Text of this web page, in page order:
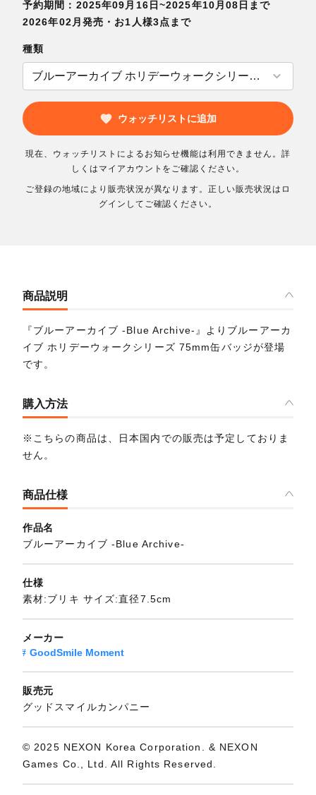
予約期間：2025年09月16日~2025年10月08日まで
2026年02月発売・お1人様3点まで
種類
ウォッチリストに追加
現在、ウォッチリストによるお知らせ機能は利用できません。詳
しくはマイアカウントをご確認ください。
ご登録の地域により販売状況が異なります。正しい販売状況はロ
グインしてご確認ください。
商品説明
『ブルーアーカイブ -Blue Archive-』よりブルーアーカ
イブ ホリデーウォークシリーズ 75mm缶バッジが登場
です。
購入方法
※こちらの商品は、日本国内での販売は予定しておりま
せん。
商品仕様
作品名
ブルーアーカイブ -Blue Archive-
仕様
素材:ブリキ サイズ:直径7.5cm
メーカー
GoodSmile Moment
販売元
グッドスマイルカンパニー
© 2025 NEXON Korea Corporation. & NEXON
Games Co., Ltd. All Rights Reserved.